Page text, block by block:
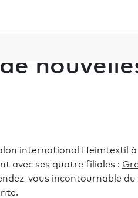
international Heimtextil
avec ses quatre filiales :
vous incontournable